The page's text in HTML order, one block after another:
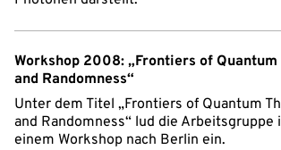
Workshop 2008: „Frontiers of
and Randomness“
Unter dem Titel „Frontiers of Quantum
and Randomness“ lud die
einem Workshop nach Berlin ein.